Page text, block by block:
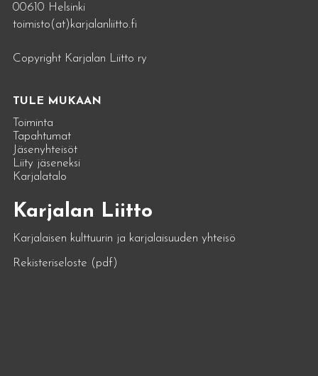
00610 Helsinki
toimisto(at)karjalanliitto.fi
Copyright Karjalan Liitto ry
TULE MUKAAN
Toiminta
Tapahtumat
Jäsenyhteisöt
Liity jäseneksi
Karjalatalo
Karjalan Liitto
Karjalaisen kulttuurin ja karjalaisuuden yhteisö
Rekisteriseloste (pdf)